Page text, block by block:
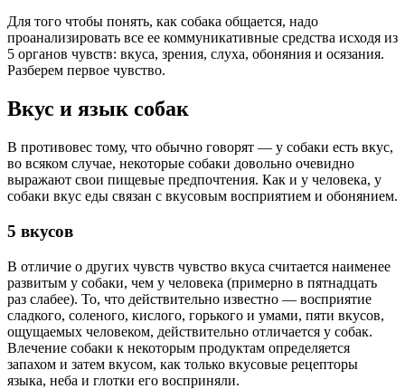
Для того чтобы понять, как собака общается, надо
проанализировать все ее коммуникативные средства исходя из
5 органов чувств: вкуса, зрения, слуха, обоняния и осязания.
Разберем первое чувство.
Вкус и язык собак
В противовес тому, что обычно говорят — у собаки есть вкус,
во всяком случае, некоторые собаки довольно очевидно
выражают свои пищевые предпочтения. Как и у человека, у
собаки вкус еды связан с вкусовым восприятием и обонянием.
5 вкусов
В отличие о других чувств чувство вкуса считается наименее
развитым у собаки, чем у человека (примерно в пятнадцать
раз слабее). То, что действительно известно — восприятие
сладкого, соленого, кислого, горького и умами, пяти вкусов,
ощущаемых человеком, действительно отличается у собак.
Влечение собаки к некоторым продуктам определяется
запахом и затем вкусом, как только вкусовые рецепторы
языка, неба и глотки его восприняли.